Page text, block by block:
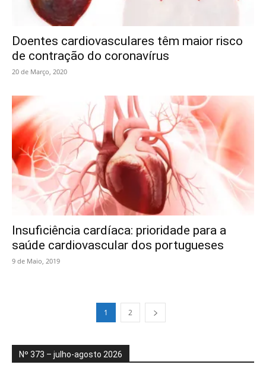
Doentes cardiovasculares têm maior risco
de contração do coronavírus
20 de Março, 2020
Insuficiência cardíaca: prioridade para a
saúde cardiovascular dos portugueses
9 de Maio, 2019
1 2
Nº 373 – julho-agosto 2026